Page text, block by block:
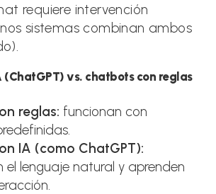
requiere intervención
sistemas combinan ambos
(ChatGPT) vs. chatbots con reglas
reglas: funcionan con
IA (como ChatGPT):
el lenguaje natural y aprenden